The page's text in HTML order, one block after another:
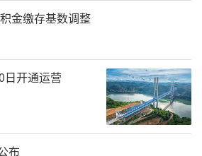
半直驱永磁风力发电机的
首台大功率纯电动改造机车
永济电机公司以核心技术的
擦亮“中国智造”的国家名
域，“永济电机”不仅助力
2号线二期、1号线三期等线
制的动力系统“含绿量更
金缴存基数调整
日开通运营
布